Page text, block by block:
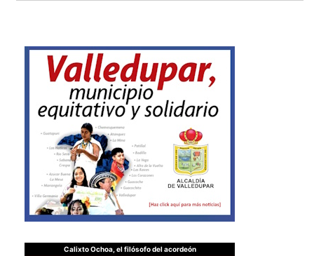
Calixto Ochoa, el filósofo del acordeón